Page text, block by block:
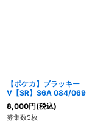
【ポケカ】ブラッキー
V【SR】S6A 084/069
8,000円(税込)
募集数5枚